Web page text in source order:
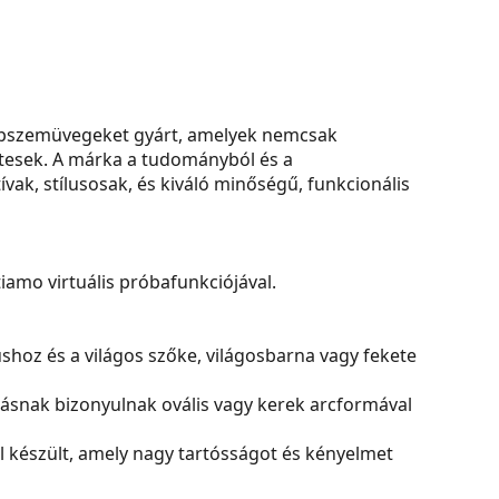
gyárt, amelyek nemcsak
A márka a tudományból és a
stílusosak, és kiváló minőségű, funkcionális
virtuális próbafunkciójával.
és a világos szőke, világosbarna vagy fekete
bizonyulnak ovális vagy kerek arcformával
amely nagy tartósságot és kényelmet